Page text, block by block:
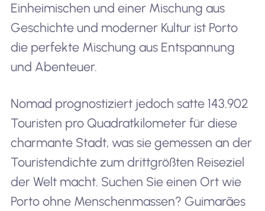
Einheimischen und einer Mischung aus
Geschichte und moderner Kultur ist Porto
die perfekte Mischung aus Entspannung
und Abenteuer.
Nomad prognostiziert jedoch satte 143.902
Touristen pro Quadratkilometer für diese
charmante Stadt, was sie gemessen an der
Touristendichte zum drittgrößten Reiseziel
der Welt macht. Suchen Sie einen Ort wie
Porto ohne Menschenmassen? Guimarães